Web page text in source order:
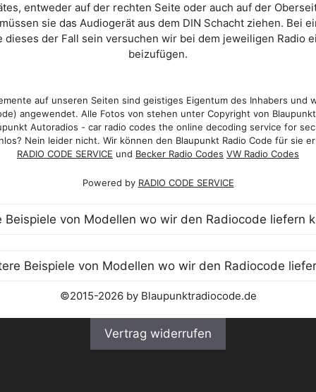
entweder auf der rechten Seite oder auch auf der
sie das Audiogerät aus dem DIN Schacht ziehen. Bei
der Fall sein versuchen wir bei dem jeweiligen Radio
beizufügen.
auf unseren Seiten sind geistiges Eigentum des Inhabers und
angewendet. Alle Fotos von stehen unter Copyright von
Autoradios - car radio codes the online decoding service for
Nein leider nicht. Wir können den Blaupunkt Radio Code für sie
RADIO CODE SERVICE und Becker Radio Codes VW Radio Codes
Powered by RADIO CODE SERVICE
©2015-2026 by Blaupunktradiocode.de
Vertrag widerrufen